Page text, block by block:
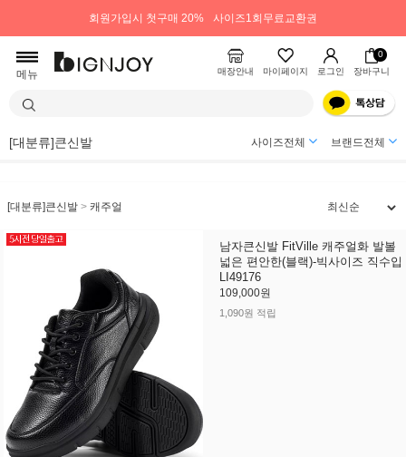
회원가입시 첫구매 20% 사이즈1회무료교환권
메뉴 매장안내 마이페이지 로그인
0
장바구니
[대분류]큰신발 사이즈전체 브랜드전체
[대분류]큰신발 > 캐주얼
남자큰신발 FitVille 캐주얼화 발볼
넓은 편안한(블랙)-빅사이즈 직수입
LI49176
109,000원
1,090원 적립